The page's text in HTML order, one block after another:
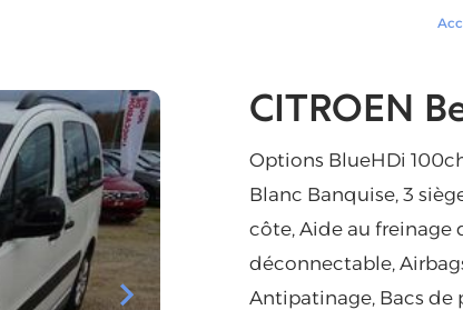
Next
CITROEN
Options BlueHDi 100ch
Blanc Banquise, 3
côte, Aide au freinage
déconnectable,
Antipatinage, Bacs de